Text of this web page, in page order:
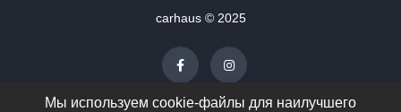
carhaus © 2025
Мы используем cookie-файлы для наилучшего